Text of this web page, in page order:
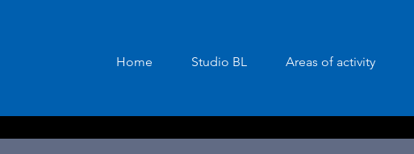
Home Studio BL Areas of activity